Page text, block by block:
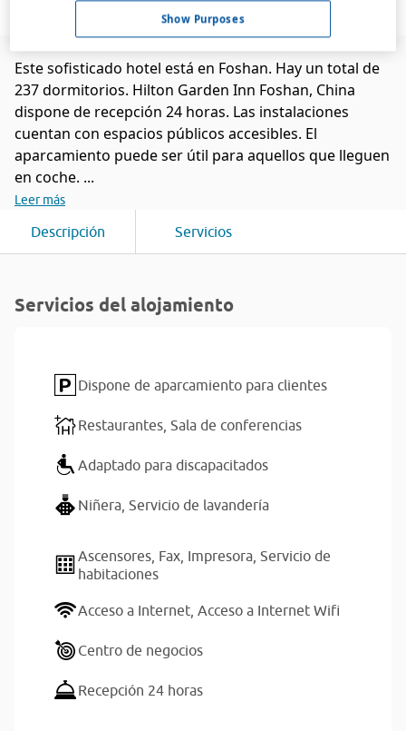
Este sofisticado hotel está en Foshan. Hay un total de
237 dormitorios. Hilton Garden Inn Foshan, China
dispone de recepción 24 horas. Las instalaciones
cuentan con espacios públicos accesibles. El
aparcamiento puede ser útil para aquellos que lleguen
en coche. ...
Leer más
Descripción Servicios
Servicios del alojamiento
Dispone de aparcamiento para clientes
Restaurantes, Sala de conferencias
Adaptado para discapacitados
Niñera, Servicio de lavandería
Ascensores, Fax, Impresora, Servicio de
habitaciones
Acceso a Internet, Acceso a Internet Wifi
Centro de negocios
Recepción 24 horas
Show Purposes